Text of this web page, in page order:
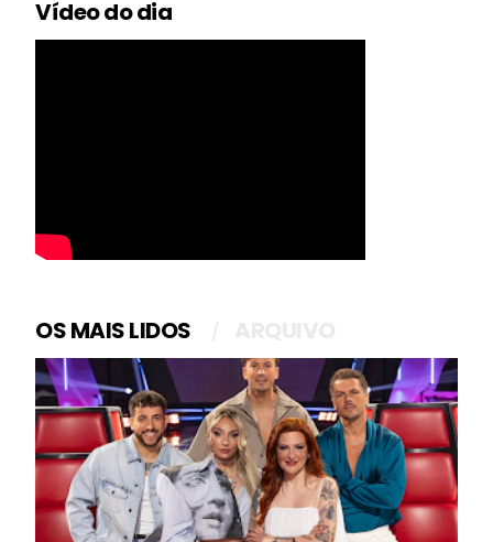
Vídeo do dia
OS MAIS LIDOS